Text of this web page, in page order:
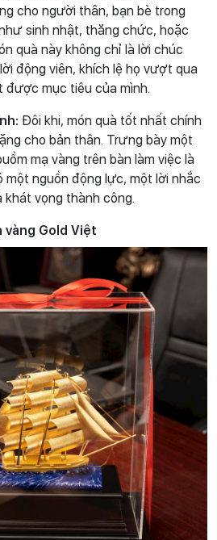
cho người thân, bạn bè trong
sinh nhật, thăng chức, hoặc
quà này không chỉ là lời chúc
động viên, khích lệ họ vượt qua
được mục tiêu của mình.
Đôi khi, món quà tốt nhất chính
cho bản thân. Trưng bày một
mạ vàng trên bàn làm việc là
một nguồn động lực, một lời nhắc
khát vọng thành công.
vàng Gold Việt